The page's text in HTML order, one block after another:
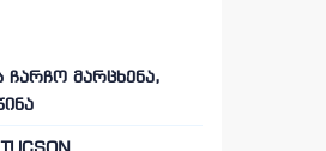
ჩარჩო მარცხენა,